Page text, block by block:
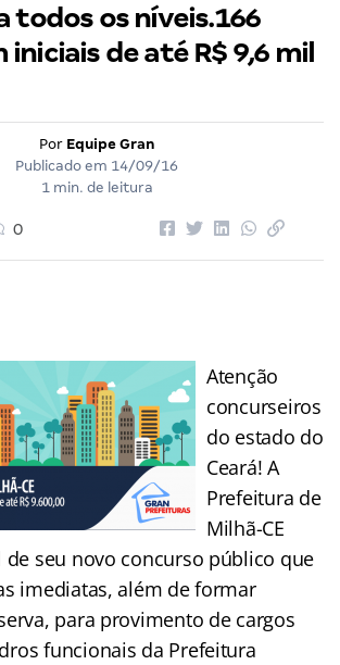
todos os níveis.166
iniciais de até R$ 9,6 mil
Por Equipe Gran
Publicado em 14/09/16
1 min. de leitura
0
Atenção
concurseiros
do estado do
Ceará! A
Prefeitura de
Milhã-CE
seu novo concurso público que
imediatas, além de formar
para provimento de cargos
funcionais da Prefeitura